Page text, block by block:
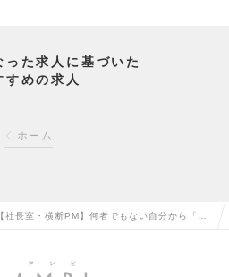
った求人に基づいた
すめの求人
ホーム
【社長室・横断PM】何者でもない自分から「何
る。の求人情報